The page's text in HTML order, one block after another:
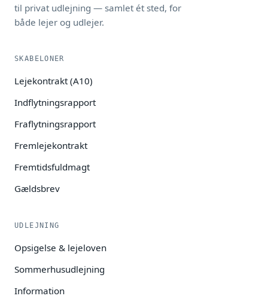
til privat udlejning — samlet ét sted, for
både lejer og udlejer.
SKABELONER
Lejekontrakt (A10)
Indflytningsrapport
Fraflytningsrapport
Fremlejekontrakt
Fremtidsfuldmagt
Gældsbrev
UDLEJNING
Opsigelse & lejeloven
Sommerhusudlejning
Information